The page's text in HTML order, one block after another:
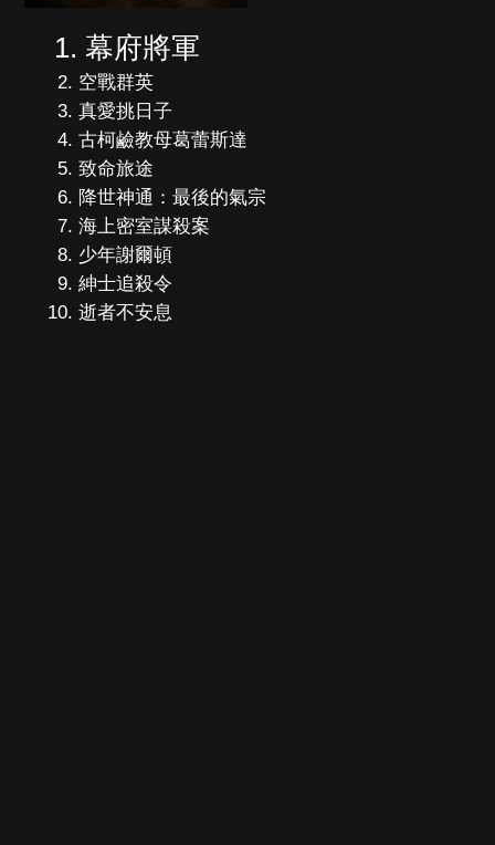
幕府將軍
空戰群英
真愛挑日子
古柯鹼教母葛蕾斯達
致命旅途
降世神通：最後的氣宗
海上密室謀殺案
少年謝爾頓
紳士追殺令
逝者不安息